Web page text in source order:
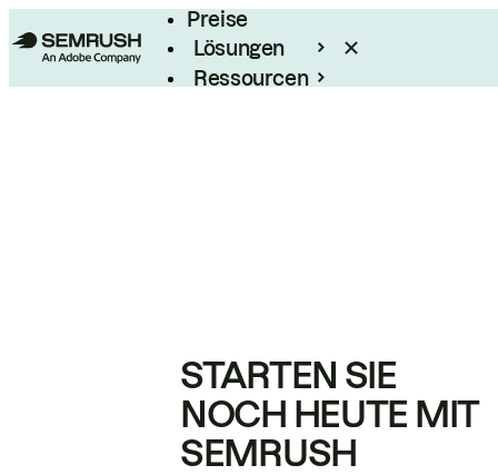
Preise
Lösungen
Ressourcen
STARTEN SIE
NOCH HEUTE MIT
SEMRUSH